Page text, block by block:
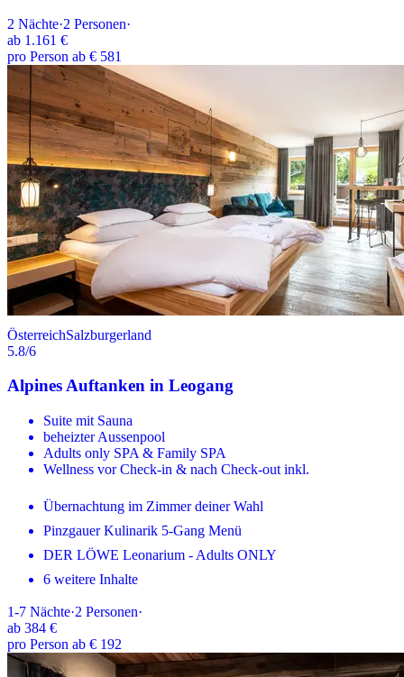
2 Nächte·2 Personen·
ab 1.161 €
pro Person ab € 581
ÖsterreichSalzburgerland
5.8/6
Alpines Auftanken in Leogang
Suite mit Sauna
beheizter Aussenpool
Adults only SPA & Family SPA
Wellness vor Check-in & nach Check-out inkl.
Übernachtung im Zimmer deiner Wahl
Pinzgauer Kulinarik 5-Gang Menü
DER LÖWE Leonarium - Adults ONLY
6 weitere Inhalte
1-7 Nächte·2 Personen·
ab 384 €
pro Person ab € 192